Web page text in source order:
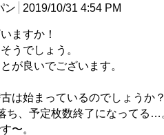
ン
2019/10/31 4:54 PM
ますか！
うでしょう。
が良いでございます。
は始まっているのでしょうか
ち、予定枚数終了になってる…
〜。